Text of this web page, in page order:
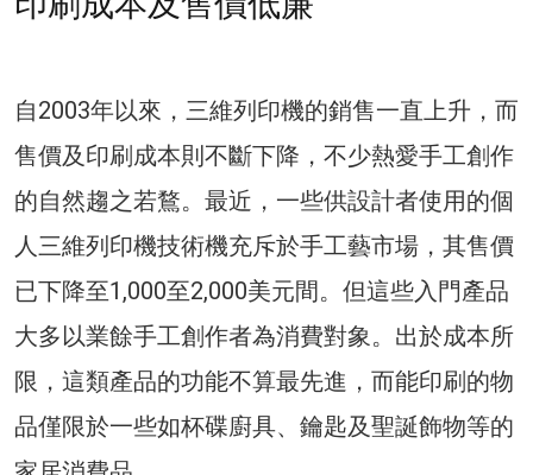
自2003年以來，三維列印機的銷售一直上升，而
售價及印刷成本則不斷下降，不少熱愛手工創作
的自然趨之若鶩。最近，一些供設計者使用的個
人三維列印機技術機充斥於手工藝市場，其售價
已下降至1,000至2,000美元間。但這些入門產品
大多以業餘手工創作者為消費對象。出於成本所
限，這類產品的功能不算最先進，而能印刷的物
品僅限於一些如杯碟廚具、鑰匙及聖誕飾物等的